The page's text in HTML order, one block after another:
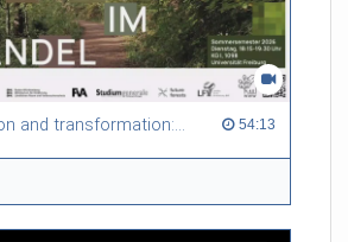
Between tradition and transformation: how owners, advisers and institutions co-create knowledge for resilient forests in Europe 54:13